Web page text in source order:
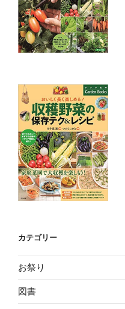
カテゴリー
お祭り
図書